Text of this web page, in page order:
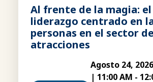
Al frente de la magia: el
liderazgo centrado en
personas en el sector
atracciones
Agosto 24, 2026
| 11:00 AM -